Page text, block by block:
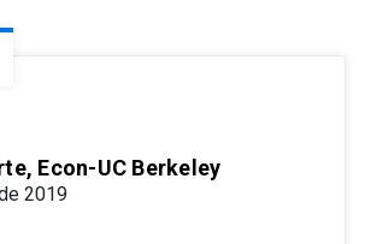
Econ-UC Berkeley
2019